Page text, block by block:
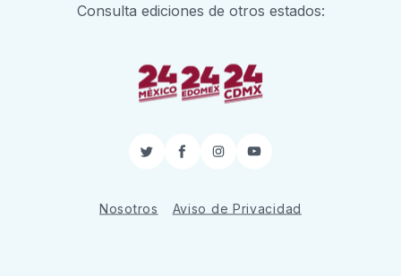
Consulta ediciones de otros estados:
TwitterFacebook
InstagramYouTube
Nosotros Aviso de Privacidad